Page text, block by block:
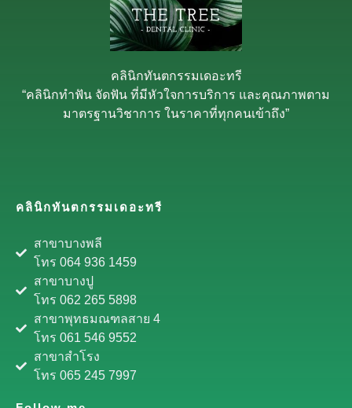
คลินิกทันตกรรมเดอะทรี
“คลินิกทำฟัน จัดฟัน ที่มีหัวใจการบริการ และคุณภาพตาม
มาตรฐานวิชาการ ในราคาที่ทุกคนเข้าถึง”
คลินิกทันตกรรมเดอะทรี
สาขาบางพลี
โทร 064 936 1459
สาขาบางปู
โทร 062 265 5898
สาขาพุทธมณฑลสาย 4
โทร 061 546 9552
สาขาสำโรง
โทร 065 245 7997